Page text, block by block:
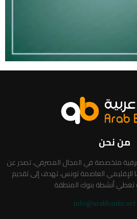
من نحن
متخصصة في المجال المصرفي، تصدر عن
الإقليمي العاصمة تونس، تهدف إلى تقديم
تغطي أنشطة بنوك المنطقة
info@arabbanks.net